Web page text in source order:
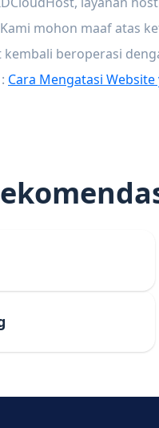
mohon maaf atas
beroperasi
Cara Mengatasi